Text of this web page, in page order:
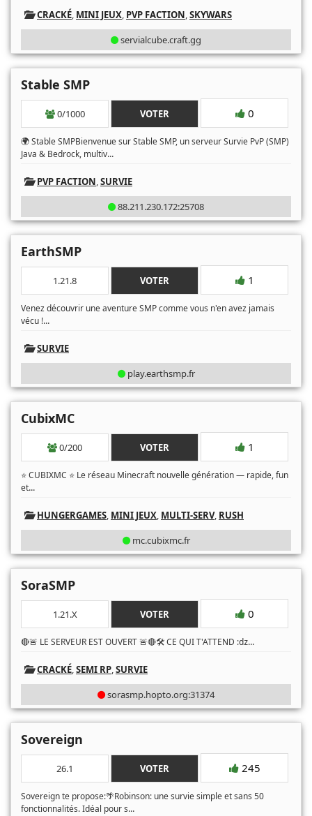
CRACKÉ, MINI JEUX, PVP FACTION,SKYWARS
servialcube.craft.gg
Stable SMP
0/1000 VOTER 0
🌍 Stable SMPBienvenue sur Stable SMP, un serveur Survie PvP (SMP)
Java & Bedrock, multiv...
PVP FACTION,SURVIE
88.211.230.172:25708
EarthSMP
1.21.8 VOTER 1
Venez découvrir une aventure SMP comme vous n'en avez jamais
vécu !...
SURVIE
play.earthsmp.fr
CubixMC
0/200 VOTER 1
⭐ CUBIXMC ⭐ Le réseau Minecraft nouvelle génération — rapide, fun
et...
HUNGERGAMES, MINI JEUX, MULTI-SERV, RUSH
mc.cubixmc.fr
SoraSMP
1.21.X VOTER 0
🔴🚨 LE SERVEUR EST OUVERT 🚨🔴🛠️ CE QUI T'ATTEND :ǳ...
CRACKÉ,SEMI RP,SURVIE
sorasmp.hopto.org:31374
Sovereign
26.1 VOTER 245
Sovereign te propose:🌴Robinson: une survie simple et sans 50
fonctionnalités. Idéal pour s...